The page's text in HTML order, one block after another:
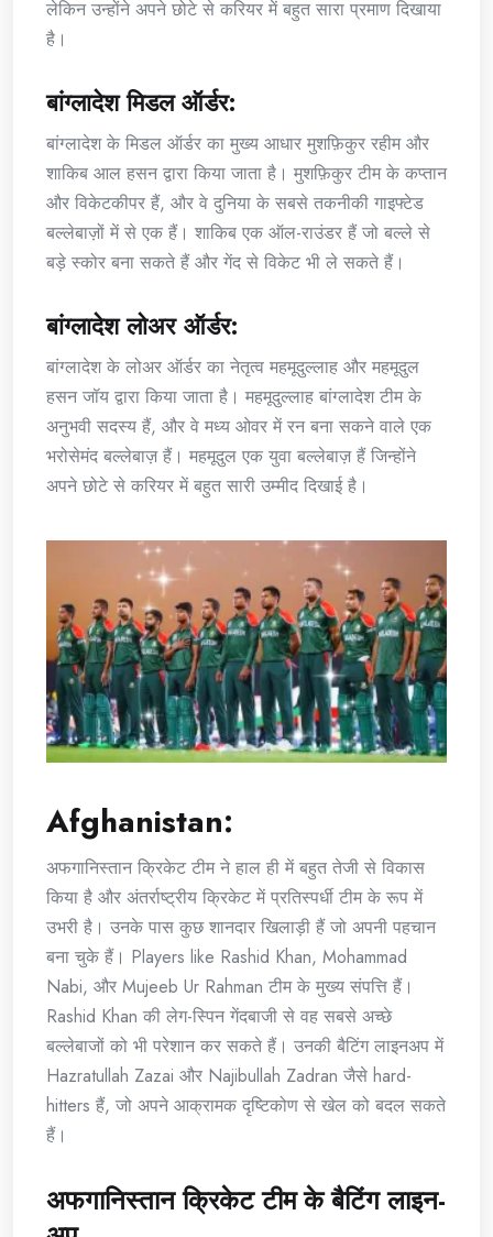
लेकिन उन्होंने अपने छोटे से करियर में बहुत सारा प्रमाण दिखाया
है।
बांग्लादेश मिडल ऑर्डर:
बांग्लादेश के मिडल ऑर्डर का मुख्य आधार मुशफ़िकुर रहीम और
शाकिब आल हसन द्वारा किया जाता है। मुशफ़िकुर टीम के कप्तान
और विकेटकीपर हैं, और वे दुनिया के सबसे तकनीकी गाइफ्टेड
बल्लेबाज़ों में से एक हैं। शाकिब एक ऑल-राउंडर हैं जो बल्ले से
बड़े स्कोर बना सकते हैं और गेंद से विकेट भी ले सकते हैं।
बांग्लादेश लोअर ऑर्डर:
बांग्लादेश के लोअर ऑर्डर का नेतृत्व महमूदुल्लाह और महमूदुल
हसन जॉय द्वारा किया जाता है। महमूदुल्लाह बांग्लादेश टीम के
अनुभवी सदस्य हैं, और वे मध्य ओवर में रन बना सकने वाले एक
भरोसेमंद बल्लेबाज़ हैं। महमूदुल एक युवा बल्लेबाज़ हैं जिन्होंने
अपने छोटे से करियर में बहुत सारी उम्मीद दिखाई है।
Afghanistan:
अफगानिस्तान क्रिकेट टीम ने हाल ही में बहुत तेजी से विकास
किया है और अंतर्राष्ट्रीय क्रिकेट में प्रतिस्पर्धी टीम के रूप में
उभरी है। उनके पास कुछ शानदार खिलाड़ी हैं जो अपनी पहचान
बना चुके हैं। Players like Rashid Khan, Mohammad
Nabi, और Mujeeb Ur Rahman टीम के मुख्य संपत्ति हैं।
Rashid Khan की लेग-स्पिन गेंदबाजी से वह सबसे अच्छे
बल्लेबाजों को भी परेशान कर सकते हैं। उनकी बैटिंग लाइनअप में
Hazratullah Zazai और Najibullah Zadran जैसे hard-
hitters हैं, जो अपने आक्रामक दृष्टिकोण से खेल को बदल सकते
हैं।
अफगानिस्तान क्रिकेट टीम के बैटिंग लाइन-